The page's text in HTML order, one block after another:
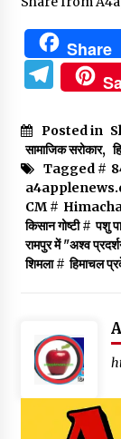
Share
Posted in
सामाजिक सरोकार,
Tagged #
CM#
किसान गोष्टी# पशु
रामपुर में "अश्व
शिमला# हिमाचल